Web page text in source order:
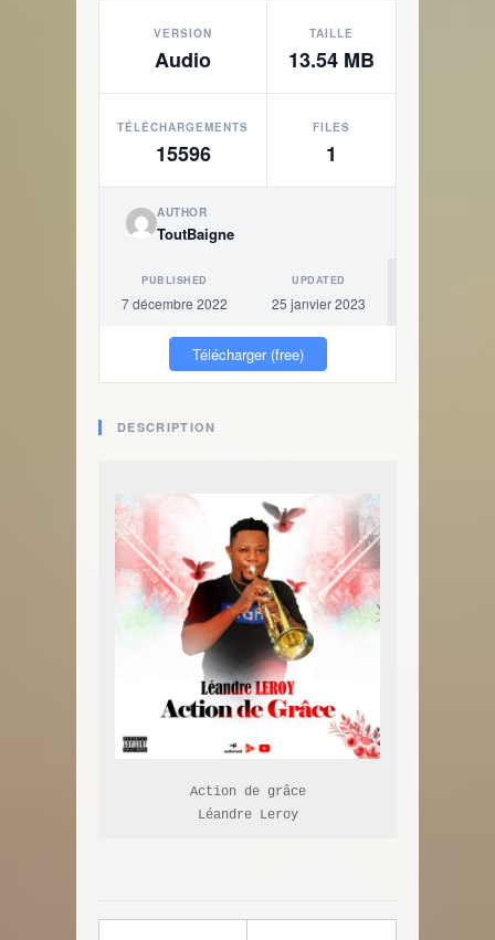
VERSION
Audio
TAILLE
13.54 MB
TÉLÉCHARGEMENTS
15596
FILES
1
AUTHOR
ToutBaigne
PUBLISHED
7 décembre 2022
UPDATED
25 janvier 2023
Télécharger (free)
DESCRIPTION
Action de grâce
Léandre Leroy